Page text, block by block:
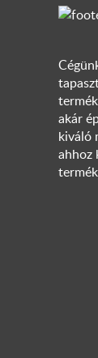
akár
kiváló
ahhoz